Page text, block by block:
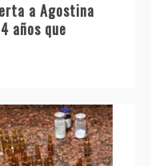
a Agostina
años que